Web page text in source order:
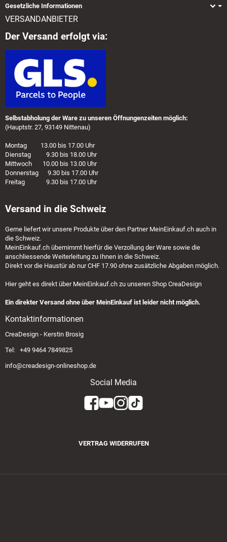
Gesetzliche Informationen
VERSANDANBIETER
Der Versand erfolgt via:
Selbstabholung der Ware zu unseren Öffnungenzeiten möglich:
(Hauptstr. 27, 93149 Nittenau)
Montag 13.00 bis 17.00 Uhr
Dienstag 9.30 bis 18.00 Uhr
Mittwoch 10.00 bis 13.00 Uhr
Donnerstag 9.30 bis 17.00 Uhr
Freitag 9.30 bis 17.00 Uhr
Versand in die Schweiz
Gerne liefert wir unsere Produkte über den Partner MeinEinkauf.ch auch in
die Schweiz.
MeinEinkauf.ch übernimmt hierfür die Verzollung der Ware sowie die
anschliessende Weiterleitung zu Ihnen in die Schweiz.
Direkt vor die Haustür ab nur CHF 17.90 ohne zusätzliche Abgaben möglich.
Hier geht es direkt über MeinEinkauf.ch zu unseren Shop CreaDesign
Ein direkter Versand ohne über MeinEinkauf ist leider nicht möglich.
Kontaktinformationen
CreaDesign - Kerstin Brosig
Tel: +49 9464 7849825
info@creadesign-onlineshop.de
Social Media
VERTRAG WIDERRUFEN